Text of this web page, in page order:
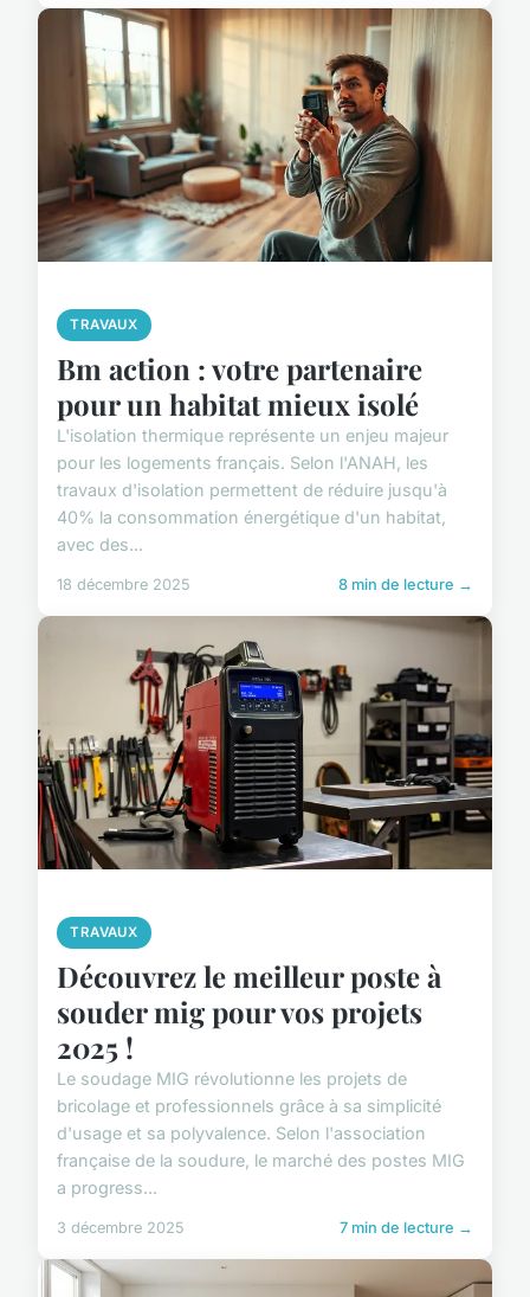
TRAVAUX
Bm action : votre partenaire
pour un habitat mieux isolé
L'isolation thermique représente un enjeu majeur
pour les logements français. Selon l'ANAH, les
travaux d'isolation permettent de réduire jusqu'à
40% la consommation énergétique d'un habitat,
avec des...
18 décembre 2025 8 min de lecture →
TRAVAUX
Découvrez le meilleur poste à
souder mig pour vos projets
2025 !
Le soudage MIG révolutionne les projets de
bricolage et professionnels grâce à sa simplicité
d'usage et sa polyvalence. Selon l'association
française de la soudure, le marché des postes MIG
a progress...
3 décembre 2025 7 min de lecture →